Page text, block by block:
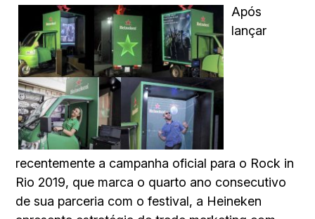
Após
lançar
recentemente a campanha oficial para o Rock in
Rio 2019, que marca o quarto ano consecutivo
de sua parceria com o festival, a Heineken